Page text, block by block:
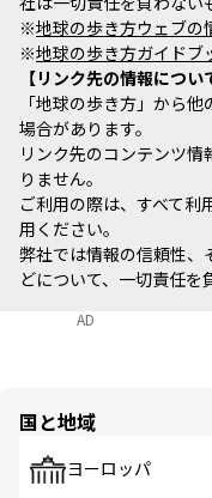
※地球の歩き方ウェブの
※地球の歩き方ガイドブ
リンク先の情報につい
「地球の歩き方」から
場合があります。
リンク先のコンテンツ
りません。
ご利用の際は、すべて
用ください。
弊社では情報の信頼性、
どについて、一切責任を
AD
国と地域
ヨーロッパ